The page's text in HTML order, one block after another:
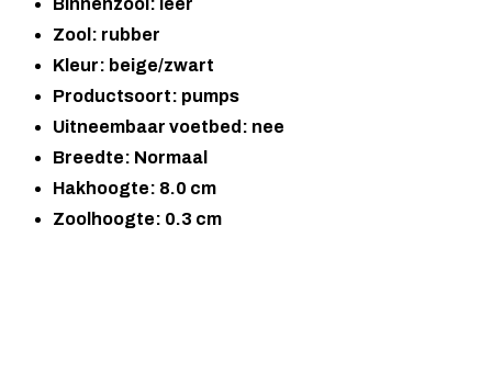
Zool: rubber
Kleur: beige/zwart
Productsoort: pumps
Uitneembaar voetbed: nee
Breedte: Normaal
Hakhoogte: 8.0 cm
Zoolhoogte: 0.3 cm